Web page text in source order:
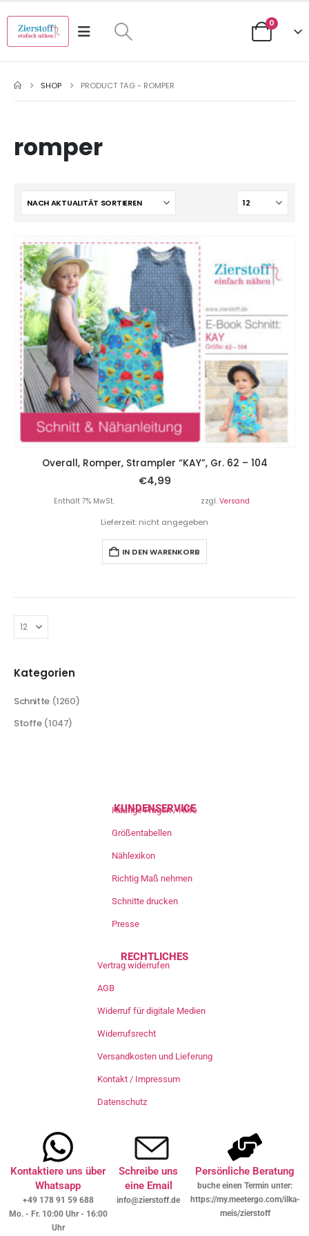
0
SHOP PRODUCT TAG - ROMPER
romper
Overall, Romper, Strampler “KAY”, Gr. 62 – 104
€4,99
Enthält 7% MwSt. zzgl. Versand
Lieferzeit: nicht angegeben
IN DEN WARENKORB
Kategorien
Schnitte (1260)
Stoffe (1047)
KUNDENSERVICE
Häufige Fragen / Hilfe
Größentabellen
Nählexikon
Richtig Maß nehmen
Schnitte drucken
Presse
RECHTLICHES
Vertrag widerrufen
AGB
Widerruf für digitale Medien
Widerrufsrecht
Versandkosten und Lieferung
Kontakt / Impressum
Datenschutz
Kontaktiere uns über
Whatsapp
+49 178 91 59 688
Mo. - Fr. 10:00 Uhr - 16:00
Uhr
Schreibe uns
eine Email
info@zierstoff.de
Persönliche Beratung
buche einen Termin unter:
https://my.meetergo.com/ilka-
meis/zierstoff